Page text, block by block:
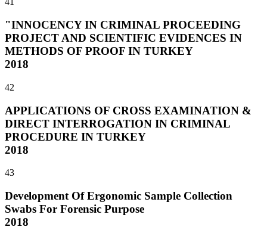
"INNOCENCY IN CRIMINAL PROCEEDING
PROJECT AND SCIENTIFIC EVIDENCES IN
METHODS OF PROOF IN TURKEY
2018
42
APPLICATIONS OF CROSS EXAMINATION &
DIRECT INTERROGATION IN CRIMINAL
PROCEDURE IN TURKEY
2018
43
Development Of Ergonomic Sample Collection
Swabs For Forensic Purpose
2018